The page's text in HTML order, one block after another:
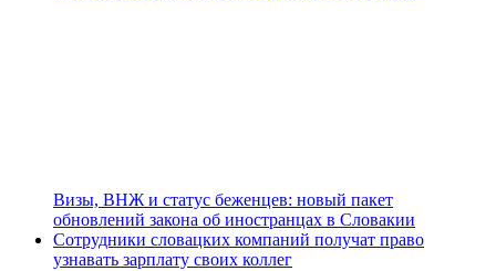
Визы, ВНЖ и статус беженцев: новый пакет
обновлений закона об иностранцах в Словакии
Сотрудники словацких компаний получат право
узнавать зарплату своих коллег